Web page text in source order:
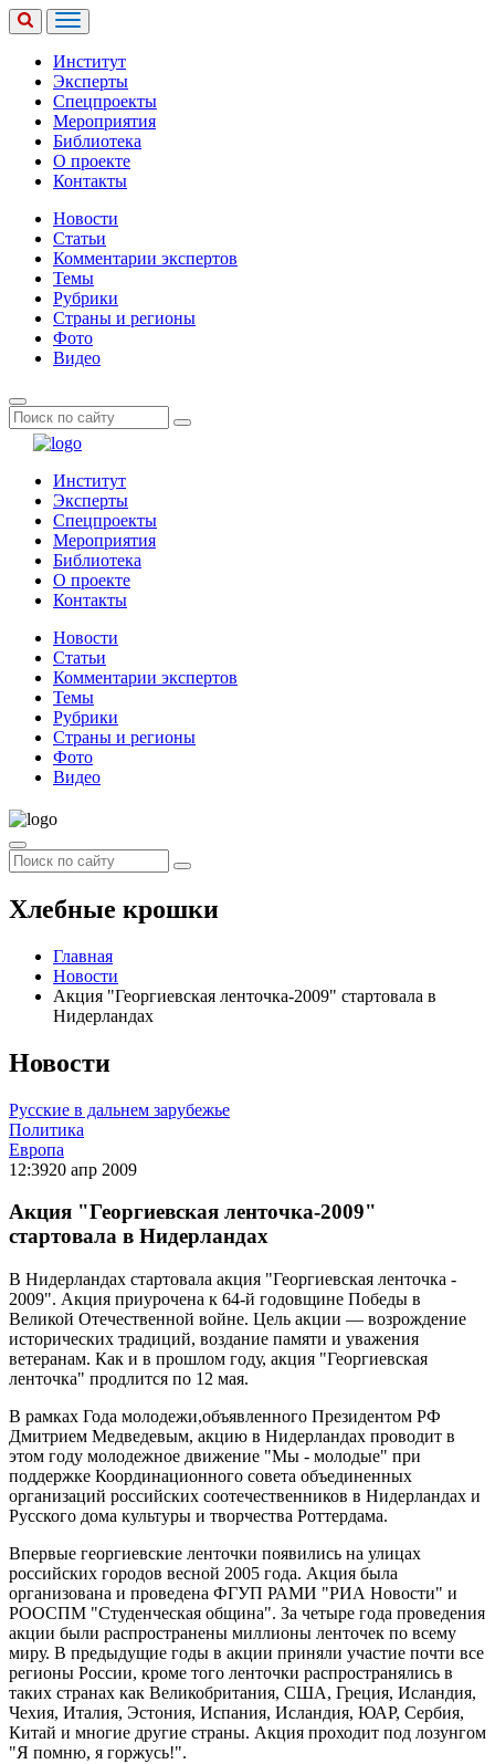
Институт
Эксперты
Спецпроекты
Мероприятия
Библиотека
О проекте
Контакты
Новости
Статьи
Комментарии экспертов
Темы
Рубрики
Страны и регионы
Фото
Видео
Институт
Эксперты
Спецпроекты
Мероприятия
Библиотека
О проекте
Контакты
Новости
Статьи
Комментарии экспертов
Темы
Рубрики
Страны и регионы
Фото
Видео
Хлебные крошки
Главная
Новости
Акция "Георгиевская ленточка-2009" стартовала в
Нидерландах
Новости
Русские в дальнем зарубежье
Политика
Европа
12:3920 апр 2009
Акция "Георгиевская ленточка-2009"
стартовала в Нидерландах
В Нидерландах стартовала акция "Георгиевская ленточка -
2009". Акция приурочена к 64-й годовщине Победы в
Великой Отечественной войне. Цель акции — возрождение
исторических традиций, воздание памяти и уважения
ветеранам. Как и в прошлом году, акция "Георгиевская
ленточка" продлится по 12 мая.
В рамках Года молодежи,объявленного Президентом РФ
Дмитрием Медведевым, акцию в Нидерландах проводит в
этом году молодежное движение "Мы - молодые" при
поддержке Координационного совета объединенных
организаций российских соотечественников в Нидерландах и
Русского дома культуры и творчества Роттердама.
Впервые георгиевские ленточки появились на улицах
российских городов весной 2005 года. Акция была
организована и проведена ФГУП РАМИ "РИА Новости" и
РООСПМ "Студенческая община". За четыре года проведения
акции были распространены миллионы ленточек по всему
миру. В предыдущие годы в акции приняли участие почти все
регионы России, кроме того ленточки распространялись в
таких странах как Великобритания, США, Греция, Исландия,
Чехия, Италия, Эстония, Испания, Исландия, ЮАР, Сербия,
Китай и многие другие страны. Акция проходит под лозунгом
"Я помню, я горжусь!".